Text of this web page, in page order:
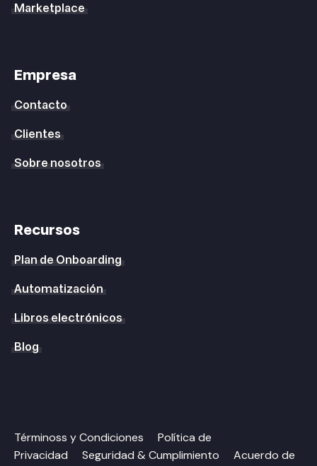
Marketplace
Empresa
Contacto
Clientes
Sobre nosotros
Recursos
Plan de Onboarding
Automatización
Libros electrónicos
Blog
Términoss y Condiciones
Política de
Privacidad
Seguridad & Cumplimiento
Acuerdo de